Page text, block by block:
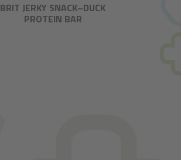
BRIT JERKY SNACK–DUCK
PROTEIN BAR